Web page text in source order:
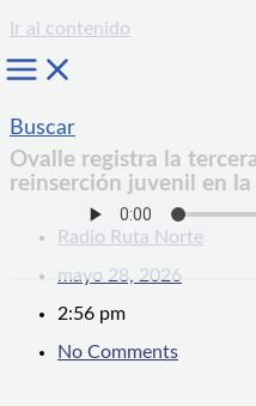
Ir al contenido
Buscar
Ovalle registra la
reinserción juvenil en la
Radio Ruta Norte
mayo 28, 2026
2:56 pm
No Comments